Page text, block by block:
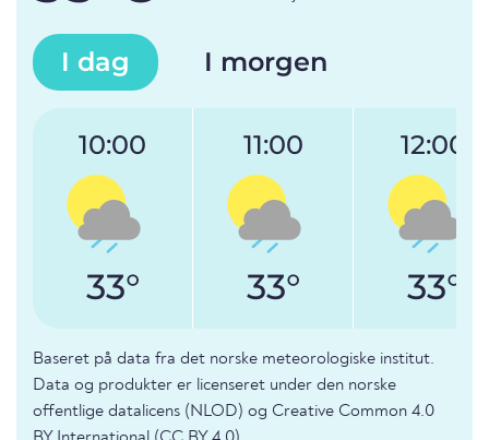
I dag I morgen
10:00
33°
11:00
33°
12:00
33°
Baseret på data fra det norske meteorologiske institut.
Data og produkter er licenseret under den norske
offentlige datalicens (NLOD) og Creative Common 4.0